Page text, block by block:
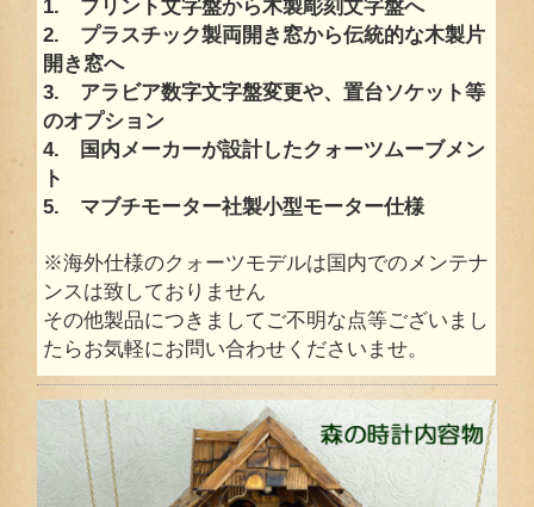
1. プリント文字盤から木製彫刻文字盤へ
2. プラスチック製両開き窓から伝統的な木製片
開き窓へ
3. アラビア数字文字盤変更や、置台ソケット等
のオプション
4. 国内メーカーが設計したクォーツムーブメン
ト
5. マブチモーター社製小型モーター仕様
※海外仕様のクォーツモデルは国内でのメンテナ
ンスは致しておりません
その他製品につきましてご不明な点等ございまし
たらお気軽にお問い合わせくださいませ。